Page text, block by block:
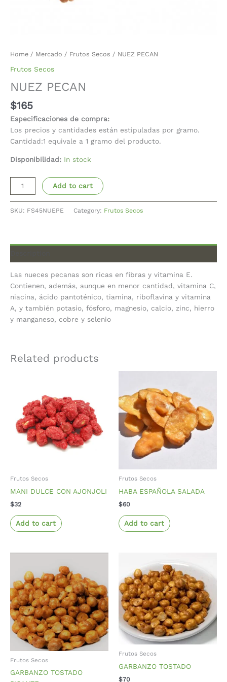
Home / Mercado / Frutos Secos / NUEZ PECAN
Frutos Secos
NUEZ PECAN
$165
Especificaciones de compra:
Los precios y cantidades están estipuladas por gramo.
Cantidad:1 equivale a 1 gramo del producto.
Disponibilidad: In stock
Add to cart
SKU: FS45NUEPE Category: Frutos Secos
Las nueces pecanas son ricas en fibras y vitamina E.
Contienen, además, aunque en menor cantidad, vitamina C,
niacina, ácido pantoténico, tiamina, riboflavina y vitamina
A, y también potasio, fósforo, magnesio, calcio, zinc, hierro
y manganeso, cobre y selenio
Related products
Frutos Secos
MANI DULCE CON AJONJOLI
$32
Add to cart
Frutos Secos
HABA ESPAÑOLA SALADA
$60
Add to cart
Frutos Secos
GARBANZO TOSTADO
Frutos Secos
GARBANZO TOSTADO
$70